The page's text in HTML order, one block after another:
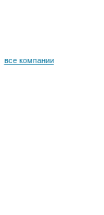
все компании